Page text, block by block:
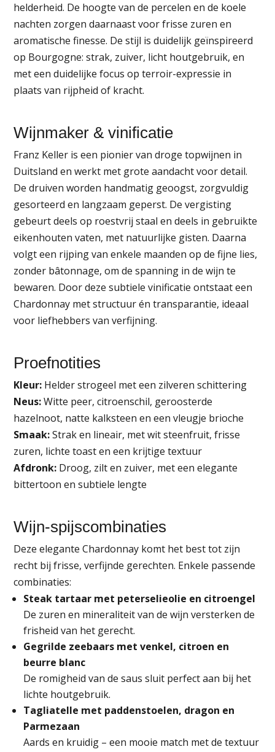
helderheid. De hoogte van de percelen en de koele
nachten zorgen daarnaast voor frisse zuren en
aromatische finesse. De stijl is duidelijk geïnspireerd
op Bourgogne: strak, zuiver, licht houtgebruik, en
met een duidelijke focus op terroir-expressie in
plaats van rijpheid of kracht.
Wijnmaker & vinificatie
Franz Keller is een pionier van droge topwijnen in
Duitsland en werkt met grote aandacht voor detail.
De druiven worden handmatig geoogst, zorgvuldig
gesorteerd en langzaam geperst. De vergisting
gebeurt deels op roestvrij staal en deels in gebruikte
eikenhouten vaten, met natuurlijke gisten. Daarna
volgt een rijping van enkele maanden op de fijne lies,
zonder bâtonnage, om de spanning in de wijn te
bewaren. Door deze subtiele vinificatie ontstaat een
Chardonnay met structuur én transparantie, ideaal
voor liefhebbers van verfijning.
Proefnotities
Kleur: Helder strogeel met een zilveren schittering
Neus:Witte peer, citroenschil, geroosterde
hazelnoot, natte kalksteen en een vleugje brioche
Smaak:Strak en lineair, met wit steenfruit, frisse
zuren, lichte toast en een krijtige textuur
Afdronk: Droog, zilt en zuiver, met een elegante
bittertoon en subtiele lengte
Wijn‑spijscombinaties
Deze elegante Chardonnay komt het best tot zijn
recht bij frisse, verfijnde gerechten. Enkele passende
combinaties:
Steak tartaar met peterselieolie en citroengel
De zuren en mineraliteit van de wijn versterken de
frisheid van het gerecht.
Gegrilde zeebaars met venkel, citroen en
beurre blanc
De romigheid van de saus sluit perfect aan bij het
lichte houtgebruik.
Tagliatelle met paddenstoelen, dragon en
Parmezaan
Aards en kruidig – een mooie match met de textuur